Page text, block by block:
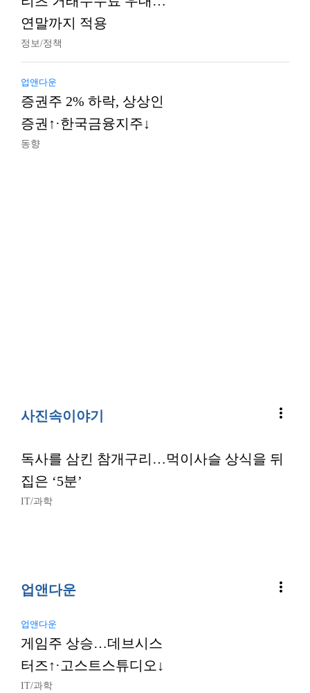
연말까지 적용
정보/정책
업앤다운
증권주 2% 하락, 상상인
증권↑·한국금융지주↓
동향
사진속이야기 more_vert
독사를 삼킨 참개구리…먹이사슬 상식을 뒤
집은 ‘5분’
IT/과학
업앤다운 more_vert
업앤다운
게임주 상승…데브시스
터즈↑·고스트스튜디오↓
IT/과학